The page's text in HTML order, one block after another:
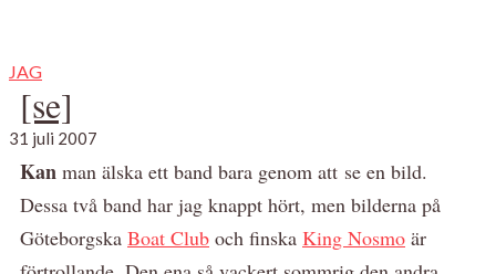
JAG
[se]
31 juli 2007
Kan man älska ett band bara genom att se en bild.
Dessa två band har jag knappt hört, men bilderna på
Göteborgska Boat Club och finska King Nosmo är